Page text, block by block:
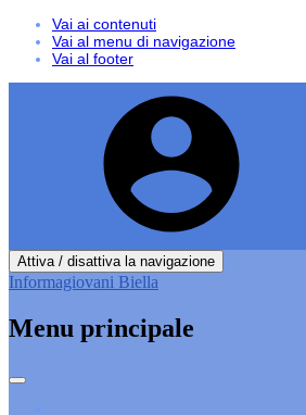
Vai ai contenuti
Vai al menu di navigazione
Vai al footer
Attiva / disattiva la navigazione
Informagiovani Biella
Menu principale